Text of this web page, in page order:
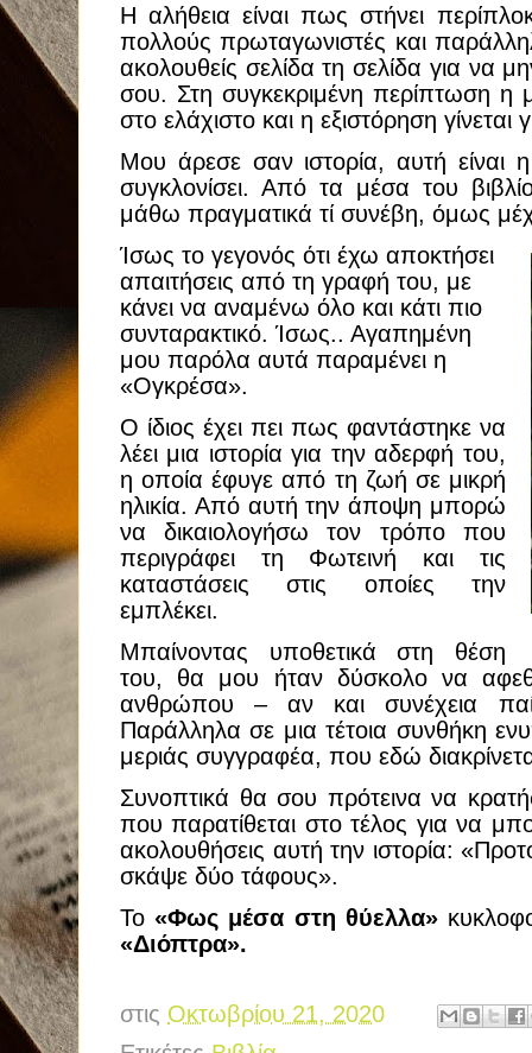
Η αλήθεια είναι πως στήνει
πολλούς πρωταγωνιστές και
ακολουθείς σελίδα τη σελίδα για να
σου. Στη συγκεκριμένη περίπτωση η
στο ελάχιστο και η εξιστόρηση γίνεται
Μου άρεσε σαν ιστορία, αυτή είναι
συγκλονίσει. Από τα μέσα του
μάθω πραγματικά τί συνέβη, όμως
Ίσως το γεγονός ότι έχω αποκτήσει
απαιτήσεις από τη γραφή του, με
κάνει να αναμένω όλο και κάτι πιο
συνταρακτικό. Ίσως.. Αγαπημένη
μου παρόλα αυτά παραμένει η
«Ογκρέσα».
Ο ίδιος έχει πει πως φαντάστηκε να
λέει μια ιστορία για την αδερφή του,
η οποία έφυγε από τη ζωή σε μικρή
ηλικία. Από αυτή την άποψη μπορώ
να δικαιολογήσω τον τρόπο που
περιγράφει τη Φωτεινή και τις
καταστάσεις στις οποίες την
εμπλέκει.
Μπαίνοντας υποθετικά στη θέση
του, θα μου ήταν δύσκολο να
ανθρώπου – αν και συνέχεια
Παράλληλα σε μια τέτοια συνθήκη
μεριάς συγγραφέα, που εδώ
Συνοπτικά θα σου πρότεινα να
που παρατίθεται στο τέλος για να
ακολουθήσεις αυτή την ιστορία:
σκάψε δύο τάφους».
Το «Φως μέσα στη θύελλα»
«Διόπτρα».
στις Οκτωβρίου 21, 2020